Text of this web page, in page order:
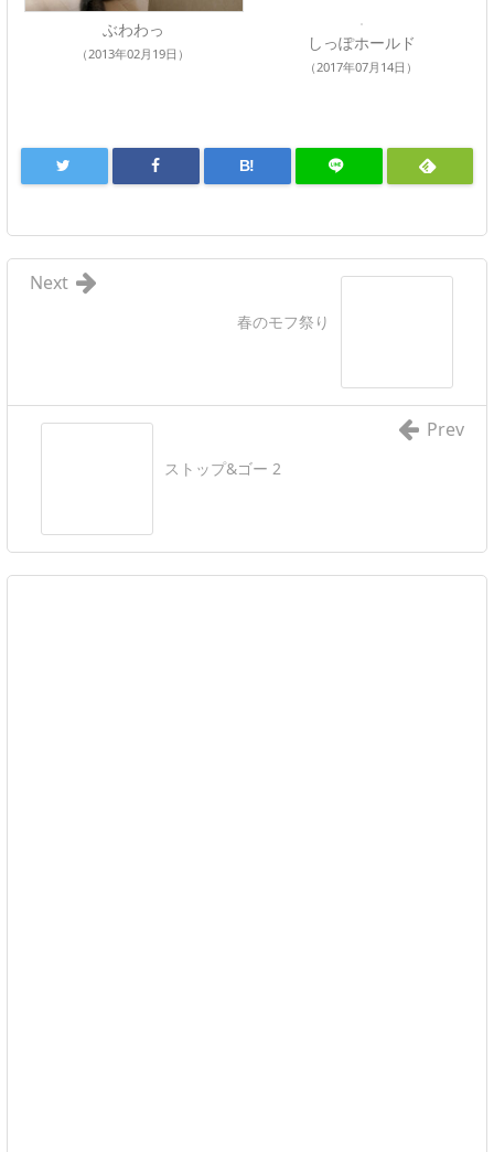
ぶわわっ
（2013年02月19日） しっぽホールド
（2017年07月14日）
B!
春のモフ祭り
Next
ストップ&ゴー 2
Prev